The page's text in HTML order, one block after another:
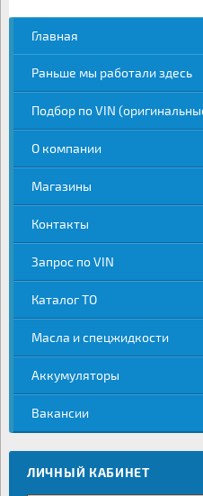
Главная
Раньше мы работали здесь
Подбор по VIN
О компании
Магазины
Контакты
Запрос по VIN
Каталог ТО
Масла и спецжидкости
Аккумуляторы
Вакансии
ЛИЧНЫЙ КАБИНЕТ